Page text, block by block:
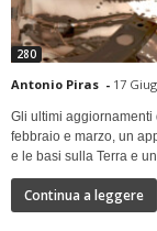
280
Antonio Piras - 17
Gli ultimi aggiornamenti
febbraio e marzo, un
e le basi sulla Terra e
Continua a leggere